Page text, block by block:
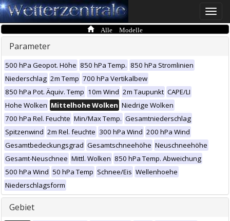
Toggle
Alle Modelle
Parameter
500 hPa Geopot. Höhe 850 hPa Temp. 850 hPa Stromlinien
Niederschlag 2m Temp 700 hPa Vertikalbew
850 hPa Pot. Äquiv. Temp 10m Wind 2m Taupunkt CAPE/LI
Hohe Wolken Mittelhohe Wolken Niedrige Wolken
700 hPa Rel. Feuchte Min/Max Temp. Gesamtniederschlag
Spitzenwind 2m Rel. feuchte 300 hPa Wind 200 hPa Wind
Gesamtbedeckungsgrad Gesamtschneehöhe Neuschneehöhe
Gesamt-Neuschnee Mittl. Wolken 850 hPa Temp. Abweichung
500 hPa Wind 50 hPa Temp Schnee/Eis Wellenhoehe
Niederschlagsform
Gebiet